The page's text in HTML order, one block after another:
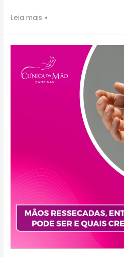
Leia mais »